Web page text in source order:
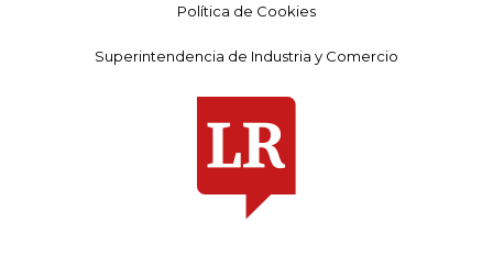
Política de Cookies
Superintendencia de Industria y Comercio